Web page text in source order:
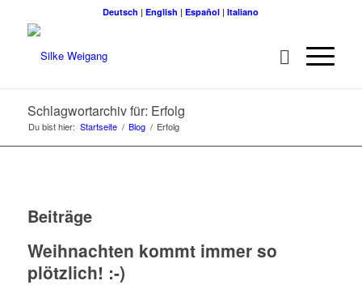
Deutsch |English |Español |Italiano
Schlagwortarchiv für: Erfolg
Du bist hier: Startseite / Blog / Erfolg
Beiträge
Weihnachten kommt immer so
plötzlich! :-)